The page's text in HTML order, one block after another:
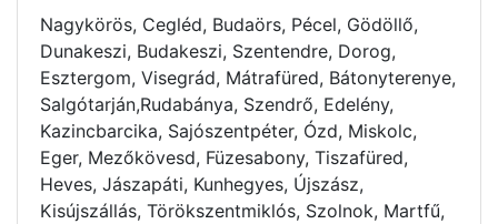
Nagykörös, Cegléd, Budaörs, Pécel, Gödöllő,
Dunakeszi, Budakeszi, Szentendre, Dorog,
Esztergom, Visegrád, Mátrafüred, Bátonyterenye,
Salgótarján,Rudabánya, Szendrő, Edelény,
Kazincbarcika, Sajószentpéter, Ózd, Miskolc,
Eger, Mezőkövesd, Füzesabony, Tiszafüred,
Heves, Jászapáti, Kunhegyes, Újszász,
Kisújszállás, Törökszentmiklós, Szolnok, Martfű,